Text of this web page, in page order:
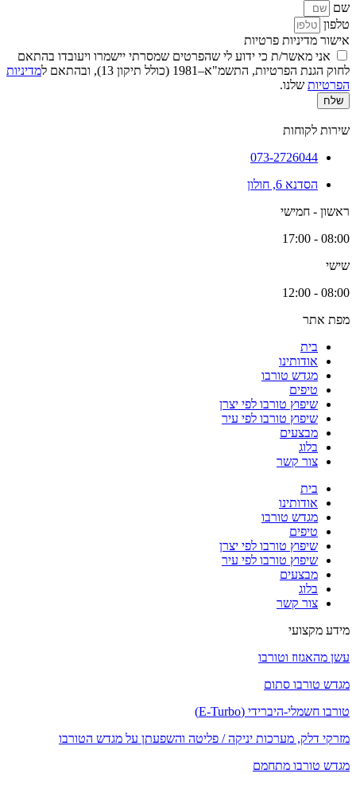
שם
טלפון
אישור מדיניות פרטיות
אני מאשר/ת כי ידוע לי שהפרטים שמסרתי יישמרו ויעובדו בהתאם
לחוק הגנת הפרטיות, התשמ"א–1981 (כולל תיקון 13), ובהתאם ל
מדיניות
הפרטיות שלנו.
שלח
שירות לקוחות
073-2726044
הסדנא 6, חולון
ראשון - חמישי
08:00 - 17:00
שישי
08:00 - 12:00
מפת אתר
בית
אודותינו
מגדש טורבו
טיפים
שיפוץ טורבו לפי יצרן
שיפוץ טורבו לפי עיר
מבצעים
בלוג
צור קשר
בית
אודותינו
מגדש טורבו
טיפים
שיפוץ טורבו לפי יצרן
שיפוץ טורבו לפי עיר
מבצעים
בלוג
צור קשר
מידע מקצועי
עשן מהאגזוז וטורבו
מגדש טורבו סתום
טורבו חשמלי-היברידי (E-Turbo)
מזרקי דלק, מערכות יניקה / פליטה והשפעתן על מגדש הטורבו
מגדש טורבו מתחמם